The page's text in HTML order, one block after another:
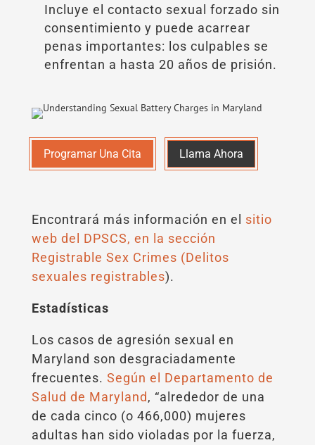
Incluye el contacto sexual forzado sin
consentimiento y puede acarrear
penas importantes: los culpables se
enfrentan a hasta 20 años de prisión.
Programar Una Cita Llama Ahora
Encontrará más información en el sitio
web del DPSCS, en la sección
Registrable Sex Crimes (Delitos
sexuales registrables).
Estadísticas
Los casos de agresión sexual en
Maryland son desgraciadamente
frecuentes. Según el Departamento de
Salud de Maryland, “alrededor de una
de cada cinco (o 466,000) mujeres
adultas han sido violadas por la fuerza,